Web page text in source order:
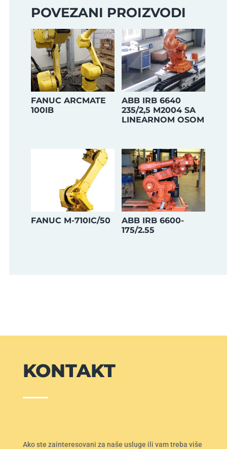
POVEZANI PROIZVODI
FANUC ARCMATE
100IB
ABB IRB 6640
235/2,5 M2004 SA
LINEARNOM OSOM
FANUC M-710IC/50
ABB IRB 6600-
175/2.55
KONTAKT
Ako ste zainteresovani za naše usluge ili vam treba više